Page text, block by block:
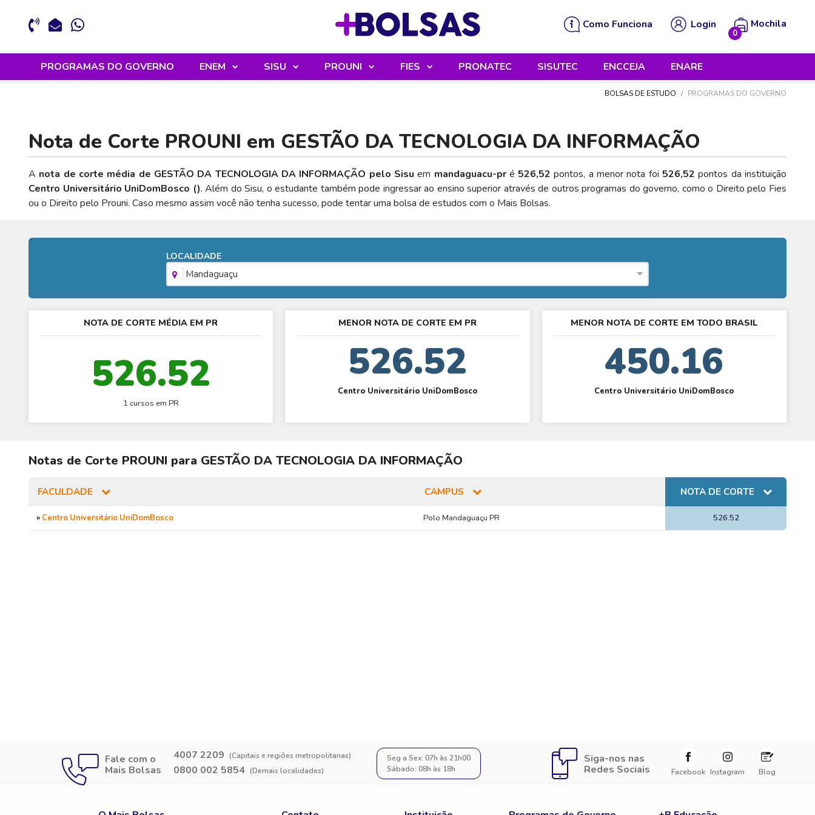
Como Funciona Login Mochila
0
PROGRAMAS DO GOVERNO ENEM SISU PROUNI FIES PRONATEC SISUTEC ENCCEJA ENARE
BOLSAS DE ESTUDO PROGRAMAS DO GOVERNO
Nota de Corte PROUNI em GESTÃO DA TECNOLOGIA DA INFORMAÇÃO
A nota de corte média de GESTÃO DA TECNOLOGIA DA INFORMAÇÃO pelo Sisu em mandaguacu-pré 526,52 pontos, a menor nota foi 526,52 pontos da instituição
Centro Universitário UniDomBosco (). Além do Sisu, o estudante também pode ingressar ao ensino superior através de outros programas do governo, como o Direito pelo Fies
ou o Direito pelo Prouni. Caso mesmo assim você não tenha sucesso, pode tentar uma bolsa de estudos com o Mais Bolsas.
LOCALIDADE
Mandaguaçu
NOTA DE CORTE MÉDIA EM PR
526.52
1 cursos em PR
MENOR NOTA DE CORTE EM PR
526.52
Centro Universitário UniDomBosco
MENOR NOTA DE CORTE EM TODO BRASIL
450.16
Centro Universitário UniDomBosco
Notas de Corte PROUNI para GESTÃO DA TECNOLOGIA DA INFORMAÇÃO
FACULDADE CAMPUS NOTA DE CORTE
» Centro Universitário UniDomBosco Polo Mandaguaçu PR 526.52
Fale com o
Mais Bolsas
4007 2209 (Capitais e regiões metropolitanas)
0800 002 5854 (Demais localidades)
Seg a Sex: 07h às 21h00
Sábado: 08h às 18h
Siga-nos nas
Redes Sociais
Facebook Instagram Blog